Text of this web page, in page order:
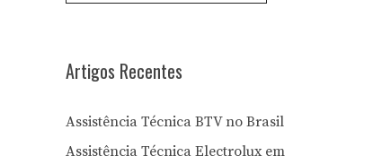
Artigos Recentes
Assistência Técnica BTV no Brasil
Assistência Técnica Electrolux em